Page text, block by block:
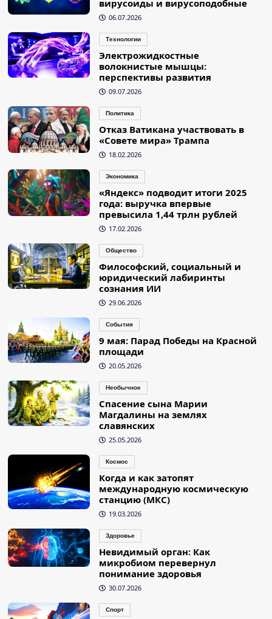
вирусоиды и вирусоподобные
06.07.2026
Технологии
Электрожидкостные
волокнистые мышцы:
перспективы развития
09.07.2026
Политика
Отказ Ватикана участвовать в
«Совете мира» Трампа
18.02.2026
Экономика
«Яндекс» подводит итоги 2025
года: выручка впервые
превысила 1,44 трлн рублей
17.02.2026
Общество
Философский, социальный и
юридический лабиринты
сознания ИИ
29.06.2026
События
9 мая: Парад Победы на Красной
площади
20.05.2026
Необычное
Спасение сына Марии
Магдалины на землях
славянских
25.05.2026
Космос
Когда и как затопят
международную космическую
станцию (МКС)
19.03.2026
Здоровье
Невидимый орган: Как
микробиом перевернул
понимание здоровья
30.07.2026
Спорт